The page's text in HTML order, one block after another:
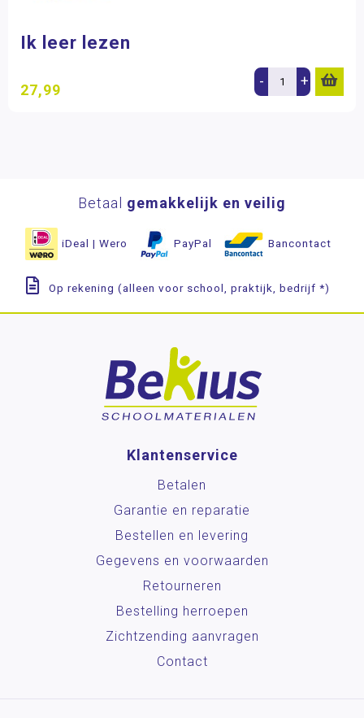
Engels
Beloningsmateriaal
Mens & Maatschappij
Bewegend leren
Kunstzinnige vorming
Ik leer lezen
27,99 - +
Betaal gemakkelijk en veilig
iDeal | Wero PayPal Bancontact
Op rekening (alleen voor school, praktijk, bedrijf *)
Klantenservice
Betalen
Garantie en reparatie
Bestellen en levering
Gegevens en voorwaarden
Retourneren
Bestelling herroepen
Zichtzending aanvragen
Contact